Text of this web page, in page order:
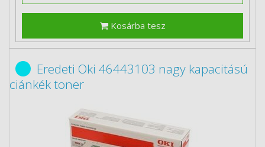
Kosárba tesz
Eredeti Oki 46443103 nagy kapacitású
ciánkék toner